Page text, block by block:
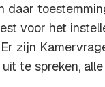
daar
voor het
zijn
te spreken,